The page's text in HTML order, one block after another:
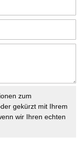
zum
gekürzt mit Ihrem
wir Ihren echten